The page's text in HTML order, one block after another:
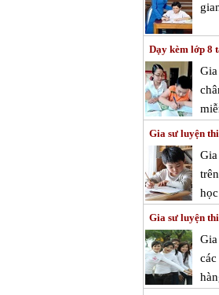
Dạy kèm lớp 8
Gia sư luyện
Gia sư luyện